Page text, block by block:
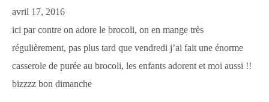
avril 17, 2016
ici par contre on adore le brocoli, on en mange très
régulièrement, pas plus tard que vendredi j’ai fait une énorme
casserole de purée au brocoli, les enfants adorent et moi aussi !!
bizzzz bon dimanche